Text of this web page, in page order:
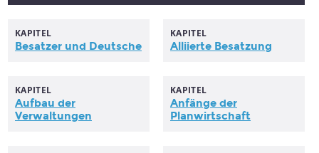
PROJEKT
KAPITEL
Besatzer und Deutsche
KAPITEL
Alliierte Besatzung
KAPITEL
Aufbau der
Verwaltungen
KAPITEL
Anfänge der
Planwirtschaft